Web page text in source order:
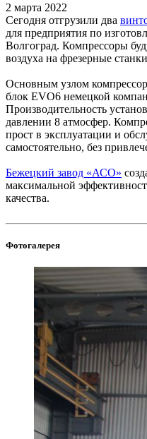
2 марта 2022
Сегодня отгрузили два
для предприятия по
Волгоград. Компрессоры
воздуха на фрезерные
Основным узлом
блок EVO6 немецкой
Производительность
давлении 8 атмосфер.
прост в эксплуатации и
самостоятельно, без
Бежецкий завод «АСО»
максимальной
качества.
Фотогалерея